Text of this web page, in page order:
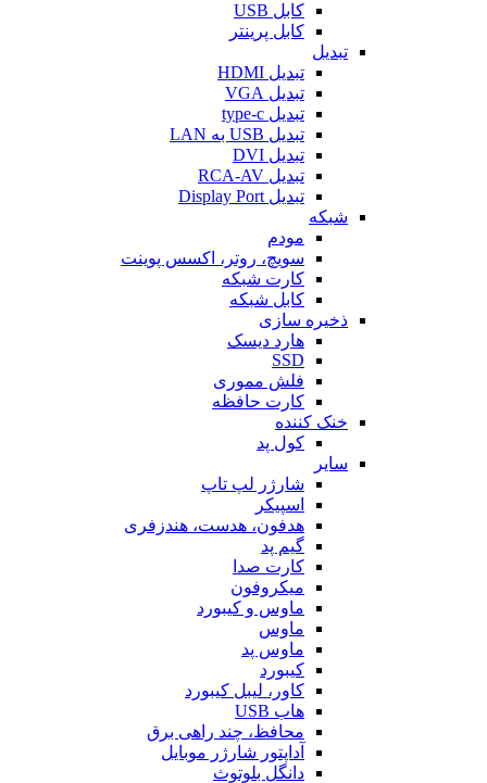
کابل USB
کابل پرینتر
تبدیل
تبدیل HDMI
تبدیل VGA
تبدیل type-c
تبدیل USB به LAN
تبدیل DVI
تبدیل RCA-AV
تبدیل Display Port
شبکه
مودم
سویچ، روتر، اکسس پوینت
کارت شبکه
کابل شبکه
ذخیره سازی
هارد دیسک
SSD
فلش مموری
کارت حافظه
خنک کننده
کول پد
سایر
شارژر لپ تاپ
اسپیکر
هدفون، هدست، هندزفری
گیم پد
کارت صدا
میکروفون
ماوس و کیبورد
ماوس
ماوس پد
کیبورد
کاور، لیبل کیبورد
هاب USB
محافظ، چند راهی برق
آداپتور شارژر موبایل
دانگل بلوتوث